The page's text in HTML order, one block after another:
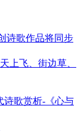
诗歌作品将同步
上飞、街边草、
诗歌赏析-《心与